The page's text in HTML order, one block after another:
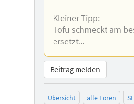
--
Kleiner Tipp:
Tofu schmeckt am
ersetzt...
Beitrag melden
Übersicht alle Foren